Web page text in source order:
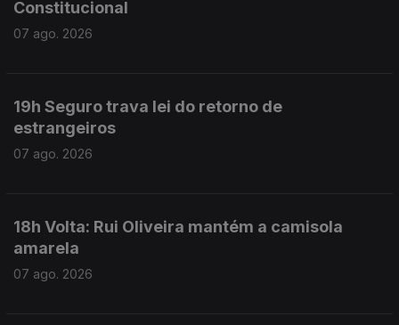
Constitucional
07 ago. 2026
19h Seguro trava lei do retorno de
estrangeiros
07 ago. 2026
18h Volta: Rui Oliveira mantém a camisola
amarela
07 ago. 2026